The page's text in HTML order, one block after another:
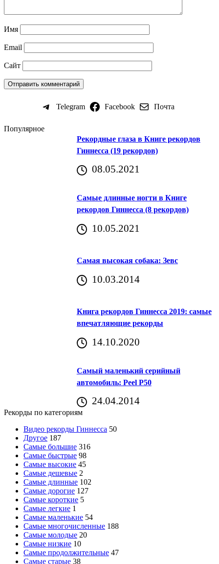
Имя
Email
Сайт
Telegram Facebook Почта
Популярное
Рекордные глаза в Книге рекордов
Гиннесса (19 рекордов)
08.05.2021
Самые длинные ногти в Книге
рекордов Гиннесса (8 рекордов)
10.05.2021
Самая высокая собака: Зевс
10.03.2014
Книга рекордов Гиннесса 2019: самые
впечатляющие рекорды
14.10.2020
Самый маленький серийный
автомобиль: Peel P50
24.04.2014
Рекорды по категориям
Видео рекорды Гиннесса 50
Другое 187
Самые большие 316
Самые быстрые 98
Самые высокие 45
Самые дешевые 2
Самые длинные 102
Самые дорогие 127
Самые короткие 5
Самые легкие 1
Самые маленькие 54
Самые многочисленные 188
Самые молодые 20
Самые низкие 10
Самые продолжительные 47
Самые старые 38